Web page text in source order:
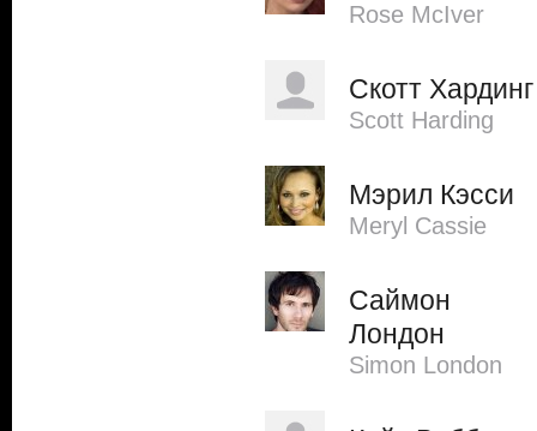
Rose McIver
Скотт Хардинг
Scott Harding
Мэрил Кэсси
Meryl Cassie
Саймон
Лондон
Simon London